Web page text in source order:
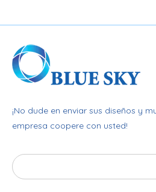
¡No dude en enviar sus diseños y
empresa coopere con usted!